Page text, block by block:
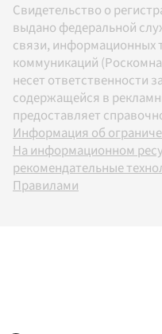
Свидетельство о
выдано федеральной
связи, информационных
коммуникаций
несет ответственности
содержащейся в
предоставляет
Информация об
На информационном
рекомендательные
Правилами